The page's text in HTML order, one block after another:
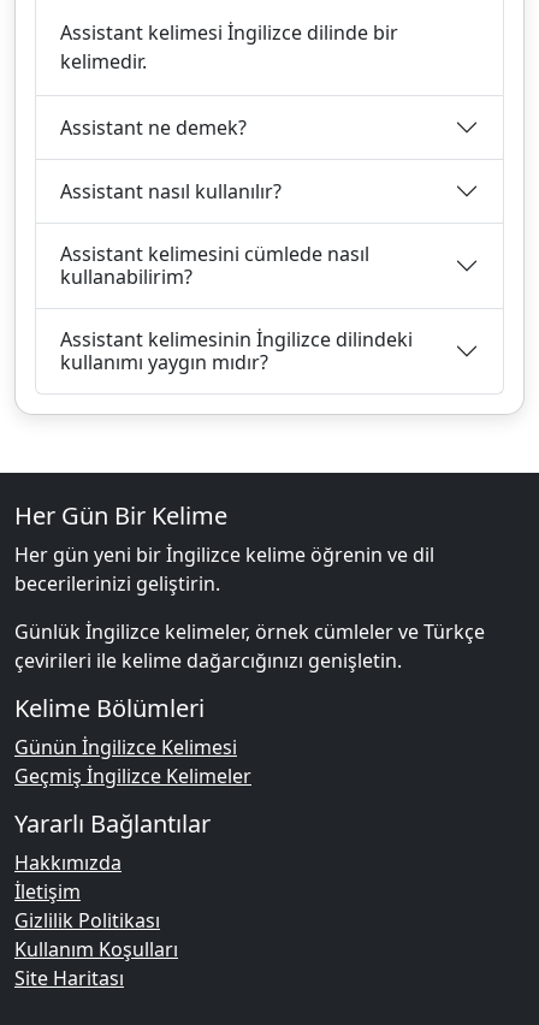
Assistant kelimesi İngilizce dilinde bir
kelimedir.
Assistant ne demek?
Assistant nasıl kullanılır?
Assistant kelimesini cümlede nasıl
kullanabilirim?
Assistant kelimesinin İngilizce dilindeki
kullanımı yaygın mıdır?
Her Gün Bir Kelime
Her gün yeni bir İngilizce kelime öğrenin ve dil
becerilerinizi geliştirin.
Günlük İngilizce kelimeler, örnek cümleler ve Türkçe
çevirileri ile kelime dağarcığınızı genişletin.
Kelime Bölümleri
Günün İngilizce Kelimesi
Geçmiş İngilizce Kelimeler
Yararlı Bağlantılar
Hakkımızda
İletişim
Gizlilik Politikası
Kullanım Koşulları
Site Haritası